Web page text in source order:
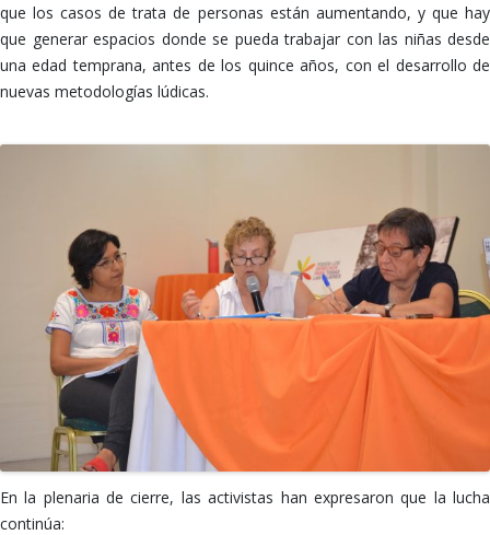
que los casos de trata de personas están aumentando, y que hay
que generar espacios donde se pueda trabajar con las niñas desde
una edad temprana, antes de los quince años, con el desarrollo de
nuevas metodologías lúdicas.
En la plenaria de cierre, las activistas han expresaron que la lucha
continúa: